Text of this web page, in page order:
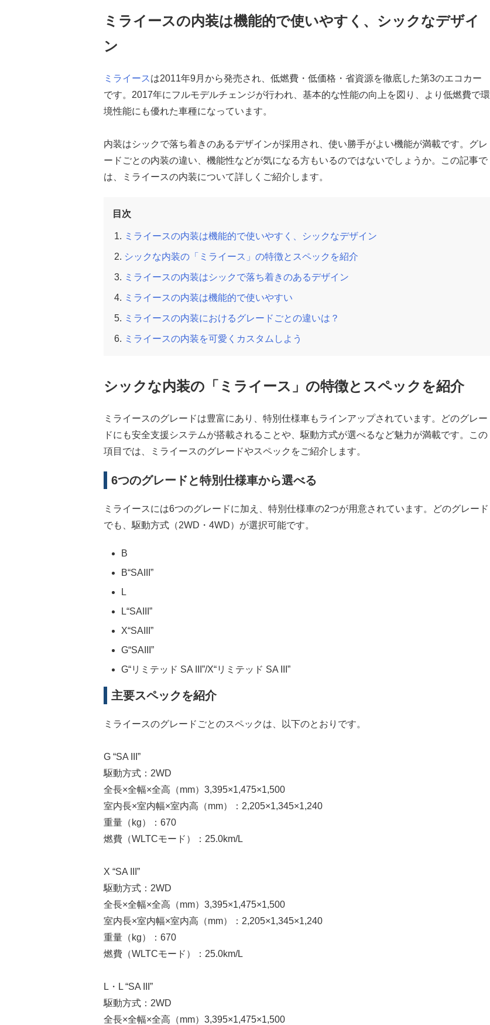
ミライースの内装は機能的で使いやすく、シックなデザイ
ン
ミライース は2011年9月から発売され、低燃費・低価格・省資源を徹底した第3のエコカー
です。2017年にフルモデルチェンジが行われ、基本的な性能の向上を図り、より低燃費で環
境性能にも優れた車種になっています。
内装はシックで落ち着きのあるデザインが採用され、使い勝手がよい機能が満載です。グレ
ードごとの内装の違い、機能性などが気になる方もいるのではないでしょうか。この記事で
は、ミライースの内装について詳しくご紹介します。
目次
ミライースの内装は機能的で使いやすく、シックなデザイン
シックな内装の「ミライース」の特徴とスペックを紹介
ミライースの内装はシックで落ち着きのあるデザイン
ミライースの内装は機能的で使いやすい
ミライースの内装におけるグレードごとの違いは？
ミライースの内装を可愛くカスタムしよう
シックな内装の「ミライース」の特徴とスペックを紹介
ミライースのグレードは豊富にあり、特別仕様車もラインアップされています。どのグレー
ドにも安全支援システムが搭載されることや、駆動方式が選べるなど魅力が満載です。この
項目では、ミライースのグレードやスペックをご紹介します。
6つのグレードと特別仕様車から選べる
ミライースには6つのグレードに加え、特別仕様車の2つが用意されています。どのグレード
でも、駆動方式（2WD・4WD）が選択可能です。
B
B“SAIII”
L
L“SAIII”
X“SAIII”
G“SAIII”
G“リミテッド SA III”/X“リミテッド SA III”
主要スペックを紹介
ミライースのグレードごとのスペックは、以下のとおりです。
G “SA III”
駆動方式：2WD
全長×全幅×全高（mm）3,395×1,475×1,500
室内長×室内幅×室内高（mm）：2,205×1,345×1,240
重量（kg）：670
燃費（WLTCモード）：25.0km/L
X “SA III”
駆動方式：2WD
全長×全幅×全高（mm）3,395×1,475×1,500
室内長×室内幅×室内高（mm）：2,205×1,345×1,240
重量（kg）：670
燃費（WLTCモード）：25.0km/L
L・L “SA III”
駆動方式：2WD
全長×全幅×全高（mm）3,395×1,475×1,500